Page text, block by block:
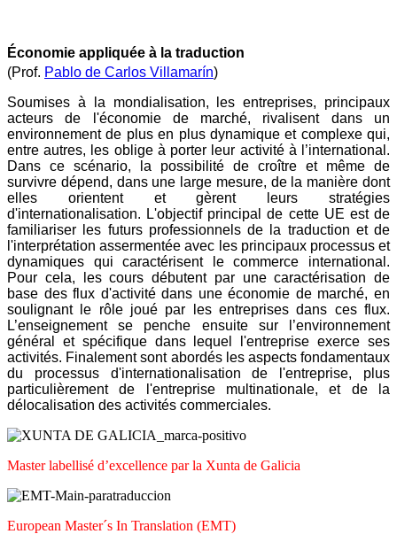
Économie appliquée à la traduction
(Prof. Pablo de Carlos Villamarín)
Soumises à la mondialisation, les entreprises, principaux
acteurs de l'économie de marché, rivalisent dans un
environnement de plus en plus dynamique et complexe qui,
entre autres, les oblige à porter leur activité à l’international.
Dans ce scénario, la possibilité de croître et même de
survivre dépend, dans une large mesure, de la manière dont
elles orientent et gèrent leurs stratégies
d'internationalisation. L'objectif principal de cette UE est de
familiariser les futurs professionnels de la traduction et de
l'interprétation assermentée avec les principaux processus et
dynamiques qui caractérisent le commerce international.
Pour cela, les cours débutent par une caractérisation de
base des flux d'activité dans une économie de marché, en
soulignant le rôle joué par les entreprises dans ces flux.
L’enseignement se penche ensuite sur l’environnement
général et spécifique dans lequel l'entreprise exerce ses
activités. Finalement sont abordés les aspects fondamentaux
du processus d'internationalisation de l'entreprise, plus
particulièrement de l'entreprise multinationale, et de la
délocalisation des activités commerciales.
Master labellisé d’excellence par la Xunta de Galicia
European Master´s In Translation (EMT)